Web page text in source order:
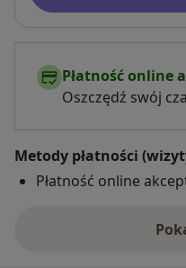
Płatność online
Oszczędź swój
Metody płatności
Płatność online